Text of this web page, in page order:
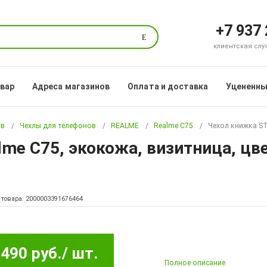
Поиск +7 937
клиентская
Адреса магазинов Оплата и доставка
Чехлы для телефонов REALME Realme C75 Чехол книжка
C75, экокожа, визитница,
2000003391676464
490 руб./ шт.
Полное описание